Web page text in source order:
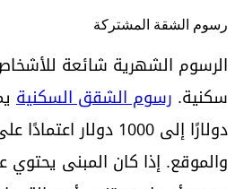
رسوم الشقة المشتركة
الرسوم الشهرية شائعة
سكنية. رسوم الشقق السكنية
دولارًا إلى 1000 دولار
والموقع. إذا كان المبنى